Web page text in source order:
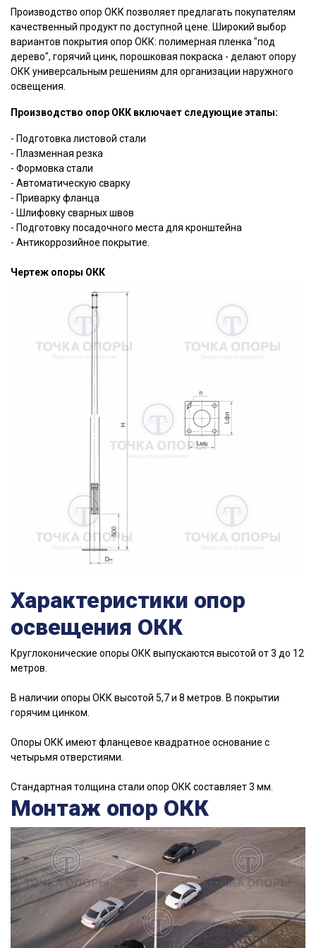
Производство опор ОКК позволяет предлагать покупателям
качественный продукт по доступной цене. Широкий выбор
вариантов покрытия опор ОКК: полимерная пленка "под
дерево", горячий цинк, порошковая покраска - делают опору
ОКК универсальным решениям для организации наружного
освещения.
Производство опор ОКК включает следующие этапы:
- Подготовка листовой стали
- Плазменная резка
- Формовка стали
- Автоматическую сварку
- Приварку фланца
- Шлифовку сварных швов
- Подготовку посадочного места для кронштейна
- Антикоррозийное покрытие.
Чертеж опоры ОКК
Характеристики опор
освещения ОКК
Круглоконические опоры ОКК выпускаются высотой от 3 до 12
метров.
В наличии опоры ОКК высотой 5,7 и 8 метров. В покрытии
горячим цинком.
Опоры ОКК имеют фланцевое квадратное основание с
четырьмя отверстиями.
Стандартная толщина стали опор ОКК составляет 3 мм.
Монтаж опор ОКК